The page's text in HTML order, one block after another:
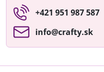
+421 951 987 587
info​@crafty​.sk